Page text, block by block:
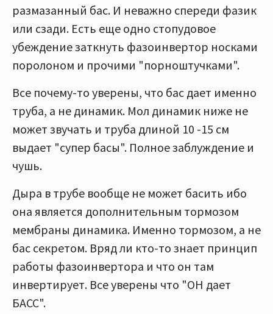
размазанный бас. И неважно спереди фазик
или сзади. Есть еще одно стопудовое
убеждение заткнуть фазоинвертор носками
поролоном и прочими "порноштучками".
Все почему-то уверены, что бас дает именно
труба, а не динамик. Мол динамик ниже не
может звучать и труба длиной 10 -15 см
выдает "супер басы". Полное заблуждение и
чушь.
Дыра в трубе вообще не может басить ибо
она является дополнительным тормозом
мембраны динамика. Именно тормозом, а не
бас секретом. Вряд ли кто-то знает принцип
работы фазоинвертора и что он там
инвертирует. Все уверены что "ОН дает
БАСС".